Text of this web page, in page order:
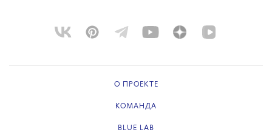
О ПРОЕКТЕ
КОМАНДА
BLUE LAB